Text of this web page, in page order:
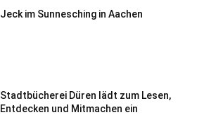
Jeck im Sunnesching in Aachen
Stadtbücherei Düren lädt zum Lesen,
Entdecken und Mitmachen ein